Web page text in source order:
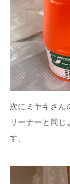
次にミヤキさん
リーナーと同じ
す。